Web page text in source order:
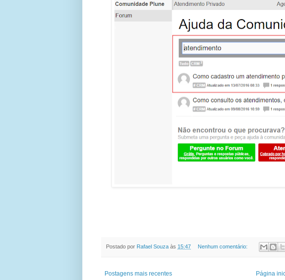
Postado por Rafael Souza às 15:47 Nenhum comentário:
Postagens mais recentes Página